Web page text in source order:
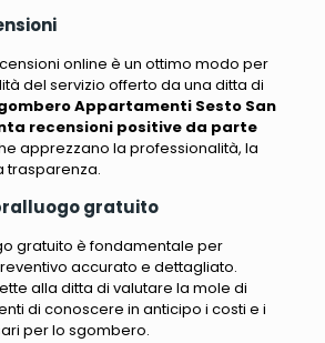
online è un ottimo modo per
del servizio offerto da una ditta di
Appartamenti Sesto San
recensioni positive da parte
apprezzano la professionalità, la
trasparenza.
gratuito
gratuito è fondamentale per
accurato e dettagliato.
alla ditta di valutare la mole di
di conoscere in anticipo i costi e i
per lo sgombero.